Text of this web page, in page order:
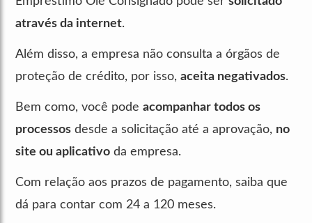
através da internet.
Além disso, a empresa não consulta a órgãos de
proteção de crédito, por isso, aceita negativados.
Bem como, você pode acompanhar todos os
processos desde a solicitação até a aprovação, no
site ou aplicativo da empresa.
Com relação aos prazos de pagamento, saiba que
dá para contar com 24 a 120 meses.